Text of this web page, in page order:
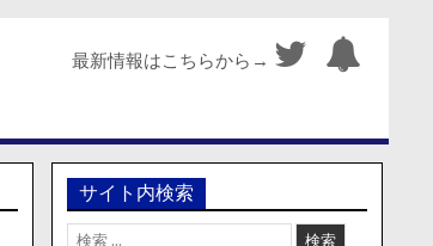
最新情報はこちらから→
サイト内検索
検